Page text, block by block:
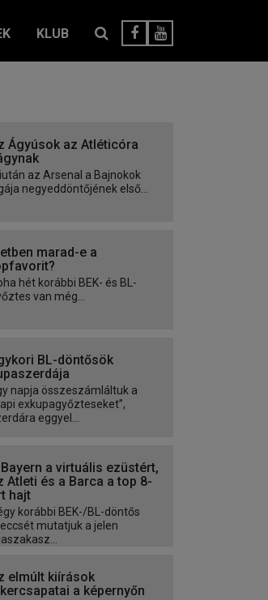
KLUB
Ágyúsok az Atléticóra
az Arsenal a Bajnokok
negyeddöntőjének első...
marad-e a
hét korábbi BEK- és BL-
van még...
BL-döntősök
napja összeszámláltuk a
exkupagyőzteseket”,
eggyel...
a virtuális ezüstért,
Atleti és a Barca a top 8-
hajt
korábbi BEK-/BL-döntős
mutatjuk a jelen
elmúlt kiírások
a képernyőn